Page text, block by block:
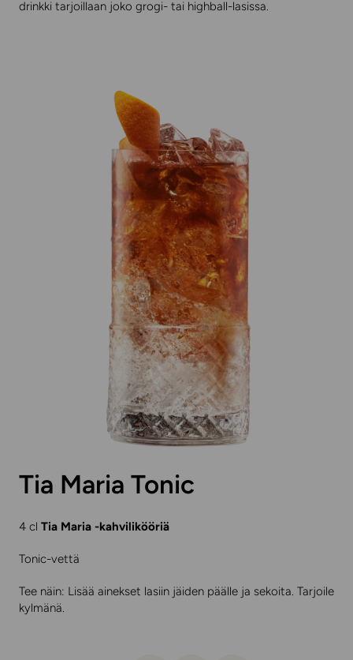
drinkki tarjoillaan joko grogi- tai highball-lasissa.
Tia Maria Tonic
4 cl Tia Maria -kahvilikööriä
Tonic-vettä
Tee näin: Lisää ainekset lasiin jäiden päälle ja sekoita. Tarjoile
kylmänä.